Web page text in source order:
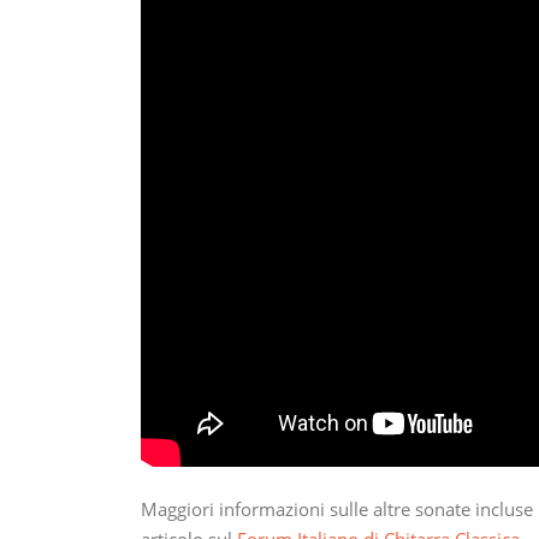
Maggiori informazioni sulle altre sonate